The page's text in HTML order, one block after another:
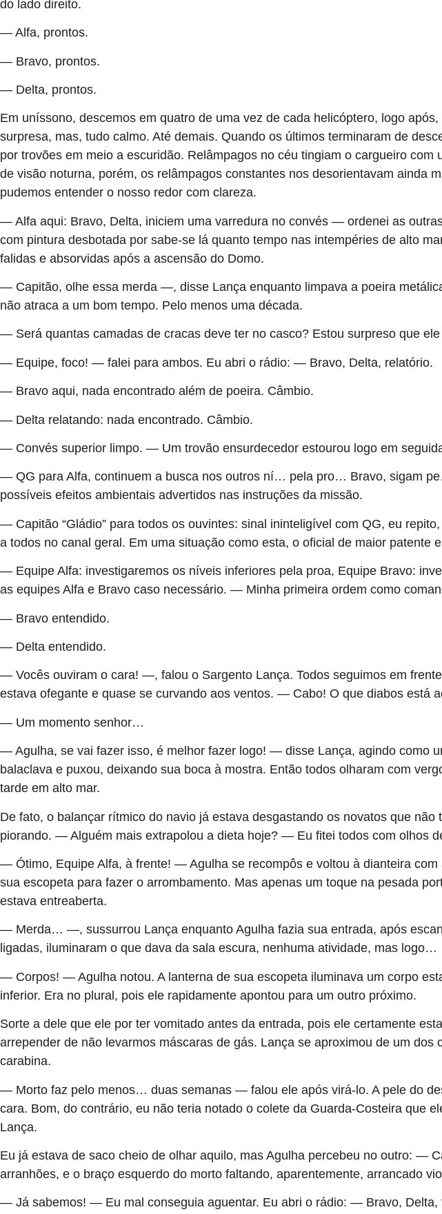
do lado direito.
— Alfa, prontos.
— Bravo, prontos.
— Delta, prontos.
Em uníssono, descemos em quatro de uma vez de cada helicóptero, logo
surpresa, mas, tudo calmo. Até demais. Quando os últimos terminaram de
por trovões em meio a escuridão. Relâmpagos no céu tingiam o cargueiro
de visão noturna, porém, os relâmpagos constantes nos desorientavam
pudemos entender o nosso redor com clareza.
— Alfa aqui: Bravo, Delta, iniciem uma varredura no convés — ordenei as
com pintura desbotada por sabe-se lá quanto tempo nas intempéries de alto
falidas e absorvidas após a ascensão do Domo.
— Capitão, olhe essa merda —, disse Lança enquanto limpava a poeira
não atraca a um bom tempo. Pelo menos uma década.
— Será quantas camadas de cracas deve ter no casco? Estou surpreso que
— Equipe, foco! — falei para ambos. Eu abri o rádio: — Bravo, Delta, relatório.
— Bravo aqui, nada encontrado além de poeira. Câmbio.
— Delta relatando: nada encontrado. Câmbio.
— Convés superior limpo. — Um trovão ensurdecedor estourou logo em
— QG para Alfa, continuem a busca nos outros ní… pela pro… Bravo, sigam
possíveis efeitos ambientais advertidos nas instruções da missão.
— Capitão “Gládio” para todos os ouvintes: sinal ininteligível com QG, eu
a todos no canal geral. Em uma situação como esta, o oficial de maior
— Equipe Alfa: investigaremos os níveis inferiores pela proa, Equipe Bravo:
as equipes Alfa e Bravo caso necessário. — Minha primeira ordem como
— Bravo entendido.
— Delta entendido.
— Vocês ouviram o cara! —, falou o Sargento Lança. Todos seguimos em
estava ofegante e quase se curvando aos ventos. — Cabo! O que diabos está
— Um momento senhor…
— Agulha, se vai fazer isso, é melhor fazer logo! — disse Lança, agindo como
balaclava e puxou, deixando sua boca à mostra. Então todos olharam com
tarde em alto mar.
De fato, o balançar rítmico do navio já estava desgastando os novatos que
piorando. — Alguém mais extrapolou a dieta hoje? — Eu fitei todos com olhos
— Ótimo, Equipe Alfa, à frente! — Agulha se recompôs e voltou à dianteira
sua escopeta para fazer o arrombamento. Mas apenas um toque na pesada
estava entreaberta.
— Merda… —, sussurrou Lança enquanto Agulha fazia sua entrada, após
ligadas, iluminaram o que dava da sala escura, nenhuma atividade, mas logo…
— Corpos! — Agulha notou. A lanterna de sua escopeta iluminava um corpo
inferior. Era no plural, pois ele rapidamente apontou para um outro próximo.
Sorte a dele que ele por ter vomitado antes da entrada, pois ele certamente
arrepender de não levarmos máscaras de gás. Lança se aproximou de um
carabina.
— Morto faz pelo menos… duas semanas — falou ele após virá-lo. A pele do
cara. Bom, do contrário, eu não teria notado o colete da Guarda-Costeira
Lança.
Eu já estava de saco cheio de olhar aquilo, mas Agulha percebeu no outro: —
arranhões, e o braço esquerdo do morto faltando, aparentemente, arrancado
— Já sabemos! — Eu mal conseguia aguentar. Eu abri o rádio: — Bravo, Delta,